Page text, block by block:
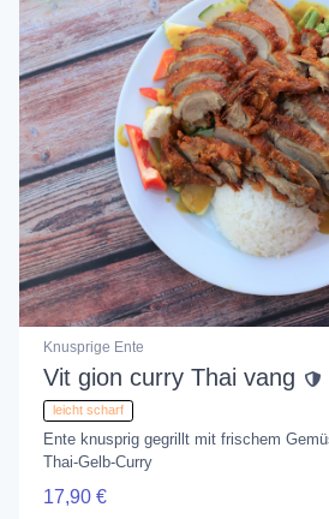
Knusprige Ente
Vit gion curry Thai vang
leicht scharf
Ente knusprig gegrillt mit frischem
Thai-Gelb-Curry
17,90 €